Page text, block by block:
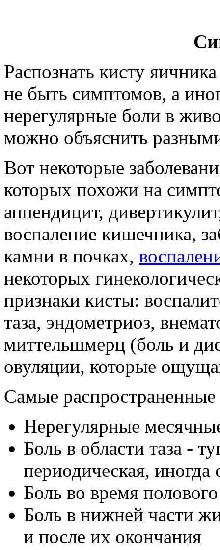
Распознать кисту
не быть симптомов, а
нерегулярные боли в
можно объяснить
Вот некоторые
которых похожи на
аппендицит,
воспаление кишечника,
камни в почках,
некоторых
признаки кисты:
таза, эндометриоз,
миттельшмерц (боль и
овуляции, которые
Самые
Нерегулярные
Боль в области таза -
периодическая, иногда
Боль во время полового
Боль в нижней части
и после их окончания